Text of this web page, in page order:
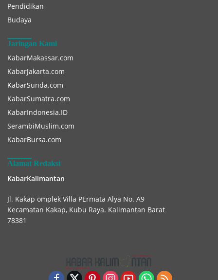
Pendidikan
Budaya
Jaringan Kami
KabarMakassar.com
KabarJakarta.com
KabarSunda.com
KabarSumatra.com
KabarIndonesia.ID
SerambiMuslim.com
KabarBursa.com
Alamat Redaksi
KabarKalimantan
Jl. Kakap omplek Villa PErmata Alya No. A9
Kecamatan Kakap, Kubu Raya. Kalimantan Barat
78381